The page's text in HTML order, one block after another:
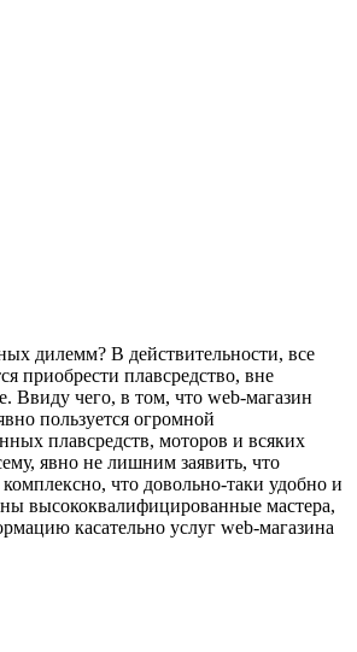
дилемм? В действительности, все
приобрести плавсредство, вне
Ввиду чего, в том, что web-магазин
пользуется огромной
плавсредств, моторов и всяких
явно не лишним заявить, что
что довольно-таки удобно и
высококвалифицированные мастера,
касательно услуг web-магазина